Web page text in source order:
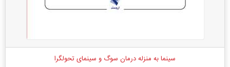
سینما به منزله درمان سوگ و سینمای تحولگرا